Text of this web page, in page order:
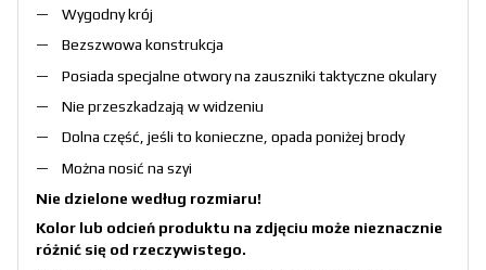
Wygodny krój
Bezszwowa konstrukcja
Posiada specjalne otwory na zauszniki taktyczne okulary
Nie przeszkadzają w widzeniu
Dolna część, jeśli to konieczne, opada poniżej brody
Można nosić na szyi
Nie dzielone według rozmiaru!
Kolor lub odcień produktu na zdjęciu może nieznacznie
różnić się od rzeczywistego.